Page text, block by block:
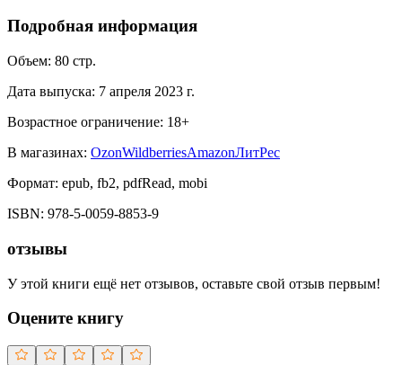
Подробная информация
Объем: 80 стр.
Дата выпуска: 7 апреля 2023 г.
Возрастное ограничение: 18+
В магазинах: OzonWildberriesAmazonЛитРес
Формат: epub, fb2, pdfRead, mobi
ISBN: 978-5-0059-8853-9
отзывы
У этой книги ещё нет отзывов, оставьте свой отзыв первым!
Оцените книгу